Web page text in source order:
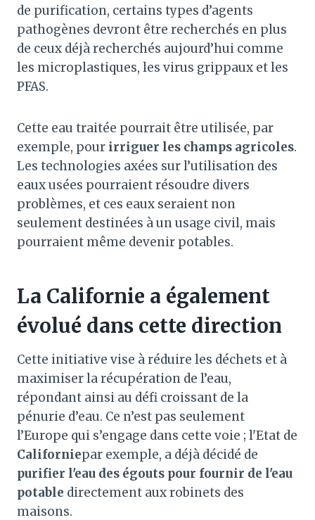
de purification, certains types d’agents
pathogènes devront être recherchés en plus
de ceux déjà recherchés aujourd’hui comme
les microplastiques, les virus grippaux et les
PFAS.
Cette eau traitée pourrait être utilisée, par
exemple, pour irriguer les champs agricoles.
Les technologies axées sur l’utilisation des
eaux usées pourraient résoudre divers
problèmes, et ces eaux seraient non
seulement destinées à un usage civil, mais
pourraient même devenir potables.
La Californie a également
évolué dans cette direction
Cette initiative vise à réduire les déchets et à
maximiser la récupération de l’eau,
répondant ainsi au défi croissant de la
pénurie d’eau. Ce n’est pas seulement
l’Europe qui s’engage dans cette voie ; l'Etat de
Californiepar exemple, a déjà décidé de
purifier l'eau des égouts pour fournir de l'eau
potable directement aux robinets des
maisons.